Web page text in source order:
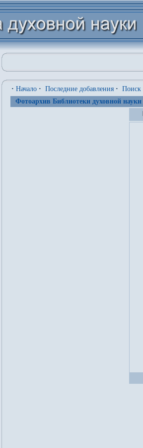
· Начало · Последние добавления · Поиск
Фотоархив Библиотеки духовной науки